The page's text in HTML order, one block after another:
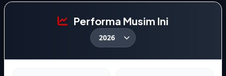
Performa Musim Ini